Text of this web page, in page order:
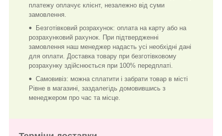
платежу оплачує клієнт, незалежно від суми
замовлення.
Безготівковий розрахунок: оплата на карту або на
розрахунковий рахунок. При підтвердженні
замовлення наш менеджер надасть усі необхідні дані
для оплати. Доставка товару при безготівковому
розрахунку здійснюється при 100% передплаті.
Самовивіз: можна сплатити і забрати товар в місті
Рівне в магазині, заздалегідь домовившись з
менеджером про час та місце.